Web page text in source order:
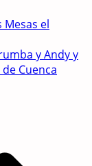
Mesas el
y Andy y
Cuenca